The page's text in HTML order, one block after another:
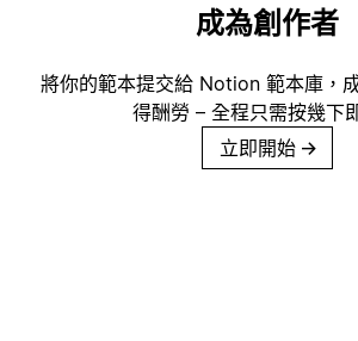
成為創作者
將你的範本提交給 Notion 範本庫，
得酬勞 – 全程只需按幾下
立即開始 →